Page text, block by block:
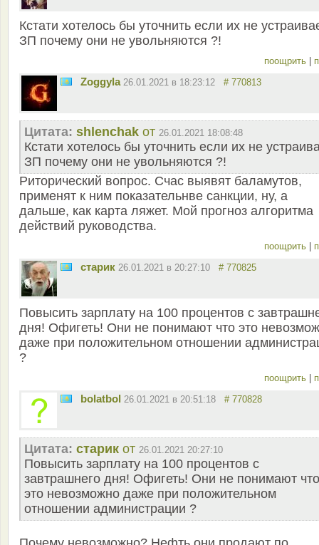
Кстати хотелось бы уточнить если их не
ЗП почему они не увольняются ?!
поощрить |
Zoggyla 26.01.2021 в 18:23:12 # 770813
Цитата: shlenchak от 26.01.2021 18:08:48
Кстати хотелось бы уточнить если их не
ЗП почему они не увольняются ?!
Риторический вопрос. Счас выявят баламутов,
применят к ним показательнве санкции, ну, а
дальше, как карта ляжет. Мой прогноз алгоритма
действий руководства.
поощрить |
старик 26.01.2021 в 20:27:10 # 770825
Повысить зарплату на 100 процентов с
дня! Офигеть! Они не понимают что это
даже при положительном отношении
?
поощрить |
bolatbol 26.01.2021 в 20:51:18 # 770828
Цитата: старик от 26.01.2021 20:27:10
Повысить зарплату на 100 процентов с
завтрашнего дня! Офигеть! Они не понимают что
это невозможно даже при положительном
отношении администрации ?